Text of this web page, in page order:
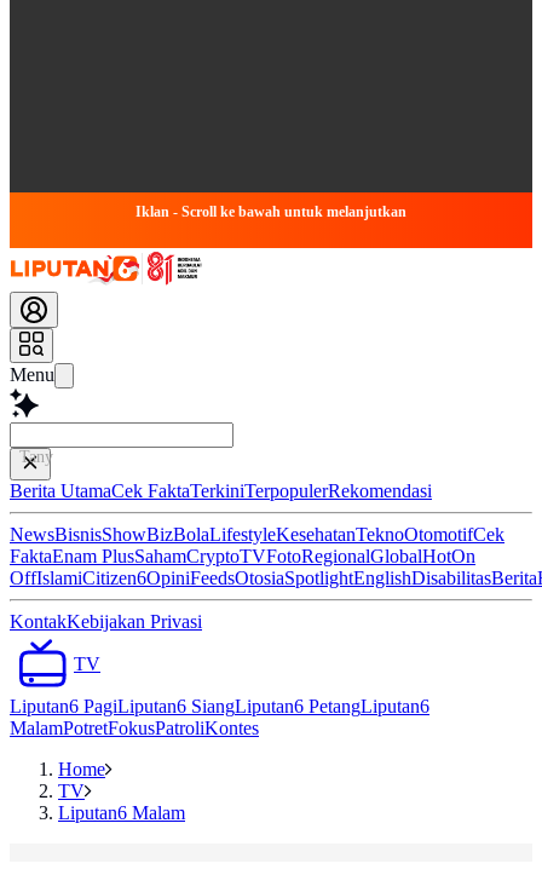
Iklan - Scroll ke bawah untuk melanjutkan
Menu
Tanya apap
Berita UtamaCek FaktaTerkiniTerpopulerRekomendasi
NewsBisnisShowBizBolaLifestyleKesehatanTeknoOtomotifCek
FaktaEnam PlusSahamCryptoTVFotoRegionalGlobalHotOn
OffIslamiCitizen6OpiniFeedsOtosiaSpotlightEnglishDisabilitasBerita
KontakKebijakan Privasi
TV
Liputan6 PagiLiputan6 SiangLiputan6 PetangLiputan6
MalamPotretFokusPatroliKontes
Home
TV
Liputan6 Malam